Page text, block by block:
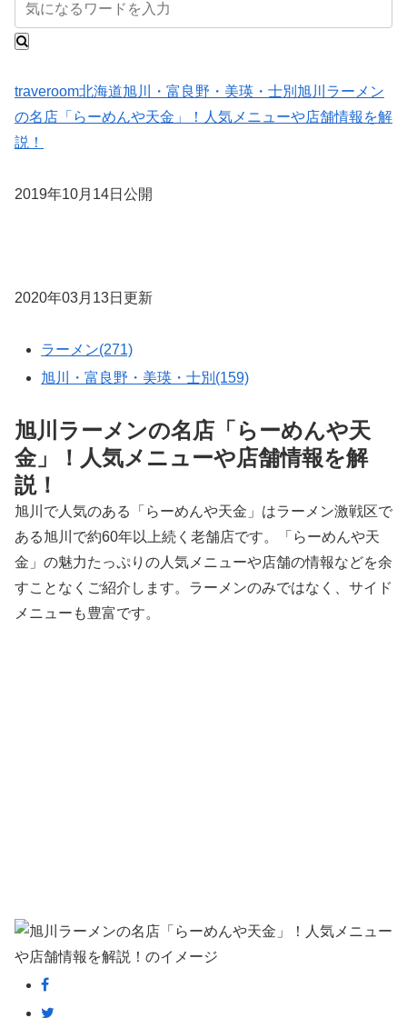
traveroom北海道旭川・富良野・美瑛・士別 旭川ラーメン
の名店「らーめんや天金」！人気メニューや店舗情報を解
説！
2019年10月14日公開
2020年03月13日更新
ラーメン(271)
旭川・富良野・美瑛・士別(159)
旭川ラーメンの名店「らーめんや天
金」！人気メニューや店舗情報を解
説！
旭川で人気のある「らーめんや天金」はラーメン激戦区で
ある旭川で約60年以上続く老舗店です。「らーめんや天
金」の魅力たっぷりの人気メニューや店舗の情報などを余
すことなくご紹介します。ラーメンのみではなく、サイド
メニューも豊富です。